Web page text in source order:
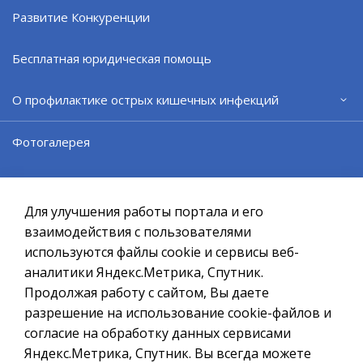
Развитие Конкуренции
Бесплатная юридическая помощь
О профилактике острых кишечных инфекций
Фотогалерея
назван тяжелый авианесущий крейсер Северного
ВЕРНУТЬСЯ НАЗАД
образования ЗАТО г.Североморск
При полном или частичном использовании материалов ссылка
на ресурс обязательна.
Если Вы обнаружили на странице ошибку, пожалуйста, выделите
курсором слово или фразу и нажмите сочетание клавиш
Ctrl+Enter
Политика в отношении обработки персональных данных
Создание сайта – Старт Икс
Для улучшения работы портала и его
взаимодействия с пользователями
используются файлы cookie и сервисы веб-
аналитики Яндекс.Метрика, Спутник.
Продолжая работу с сайтом, Вы даете
разрешение на использование cookie-файлов и
согласие на обработку данных сервисами
Яндекс.Метрика, Спутник. Вы всегда можете